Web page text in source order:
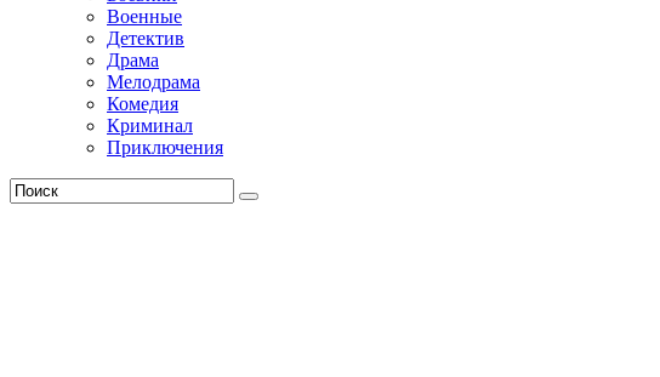
Военные
Детектив
Драма
Мелодрама
Комедия
Криминал
Приключения